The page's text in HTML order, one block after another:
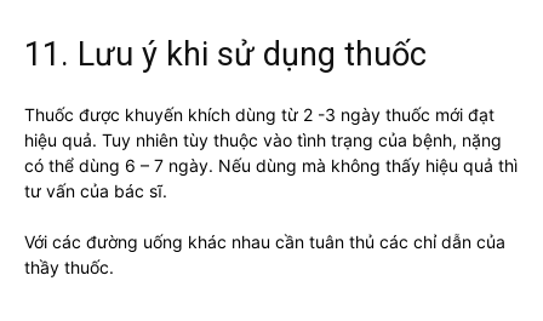
11. Lưu ý khi sử dụng thuốc
Thuốc được khuyến khích dùng từ 2 -3 ngày thuốc mới đạt
hiệu quả. Tuy nhiên tùy thuộc vào tình trạng của bệnh, nặng
có thể dùng 6 – 7 ngày. Nếu dùng mà không thấy hiệu quả thì
tư vấn của bác sĩ.
Với các đường uống khác nhau cần tuân thủ các chỉ dẫn của
thầy thuốc.